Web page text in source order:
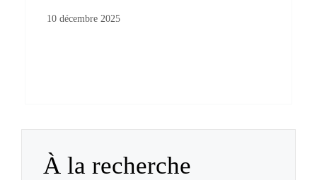
10 décembre 2025
À la recherche